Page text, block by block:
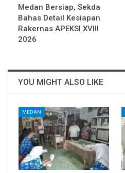
Medan Bersiap, Sekda
Bahas Detail Kesiapan
Rakernas APEKSI XVIII
2026
YOU MIGHT ALSO LIKE
MEDAN